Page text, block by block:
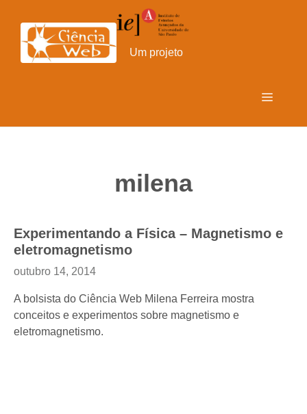
para
conteúdo
Um projeto
Menu
milena
Experimentando a Física – Magnetismo e
eletromagnetismo
outubro 14, 2014
A bolsista do Ciência Web Milena Ferreira mostra
conceitos e experimentos sobre magnetismo e
eletromagnetismo.